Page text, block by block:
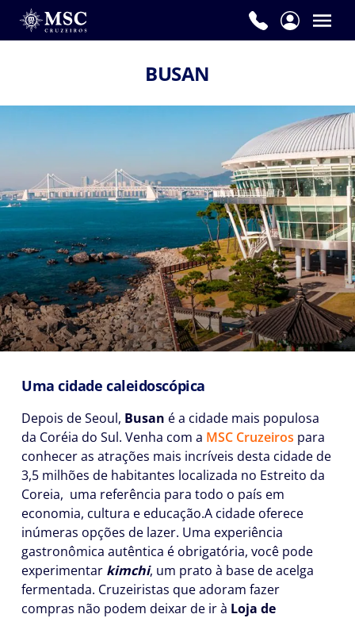
BUSAN
Uma cidade caleidoscópica
Depois de Seoul, Busan é a cidade mais populosa
da Coréia do Sul. Venha com a MSC Cruzeiros para
conhecer as atrações mais incríveis desta cidade de
3,5 milhões de habitantes localizada no Estreito da
Coreia, uma referência para todo o país em
economia, cultura e educação.A cidade oferece
inúmeras opções de lazer. Uma experiência
gastronômica autêntica é obrigatória, você pode
experimentar kimchi, um prato à base de acelga
fermentada. Cruzeiristas que adoram fazer
compras não podem deixar de ir à Loja de